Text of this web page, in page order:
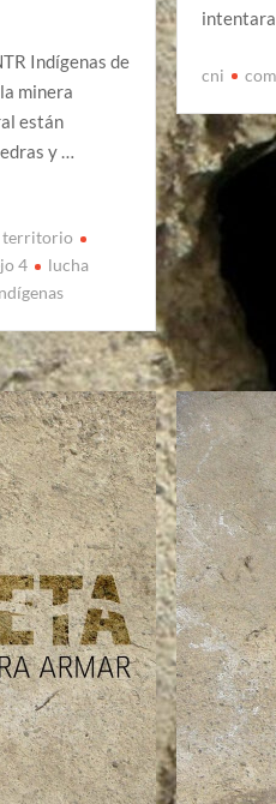
Indígenas de
minera
están
y …
territorio
4
lucha
cni